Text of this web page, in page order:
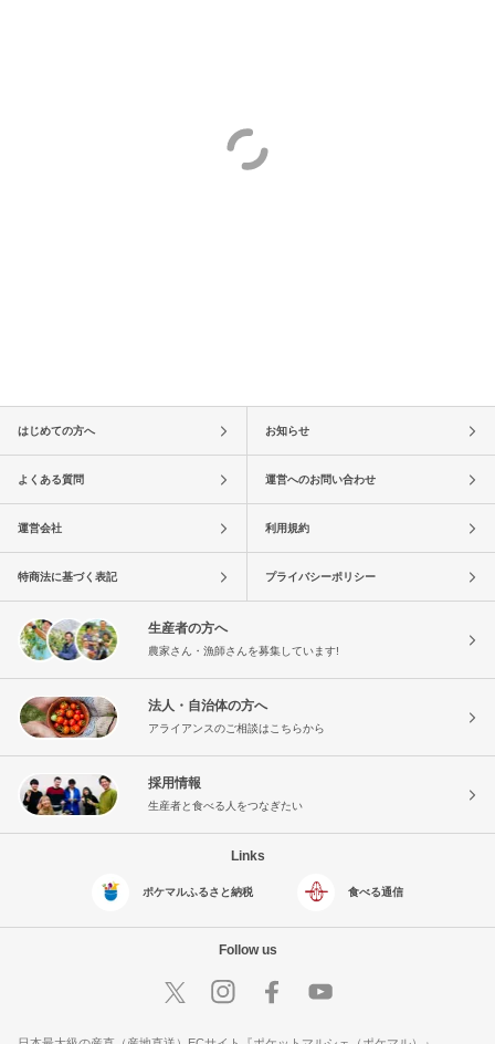
はじめての方へ お知らせ
よくある質問 運営へのお問い合わせ
運営会社 利用規約
特商法に基づく表記 プライバシーポリシー
生産者の方へ
農家さん・漁師さんを募集しています!
法人・自治体の方へ
アライアンスのご相談はこちらから
採用情報
生産者と食べる人をつなぎたい
Links
ポケマルふるさと納税 食べる通信
Follow us